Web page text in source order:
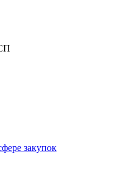
закупок